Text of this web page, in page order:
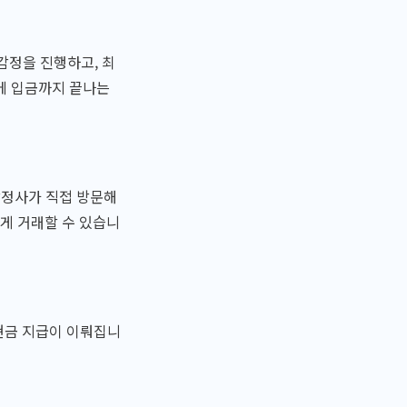
정을 진행하고, 최
입금까지 끝나는
사가 직접 방문해
거래할 수 있습니
지급이 이뤄집니